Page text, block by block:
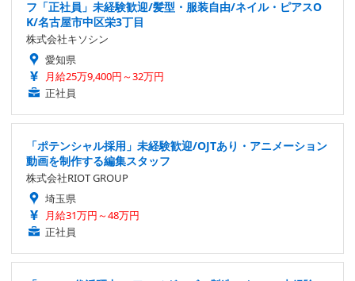
フ「正社員」未経験歓迎/髪型・服装自由/ネイル・ピアスO
K/名古屋市中区栄3丁目
株式会社キソシン
愛知県
月給25万9,400円～32万円
正社員
「ポテンシャル採用」未経験歓迎/OJTあり・アニメーション
動画を制作する編集スタッフ
株式会社RIOT GROUP
埼玉県
月給31万円～48万円
正社員